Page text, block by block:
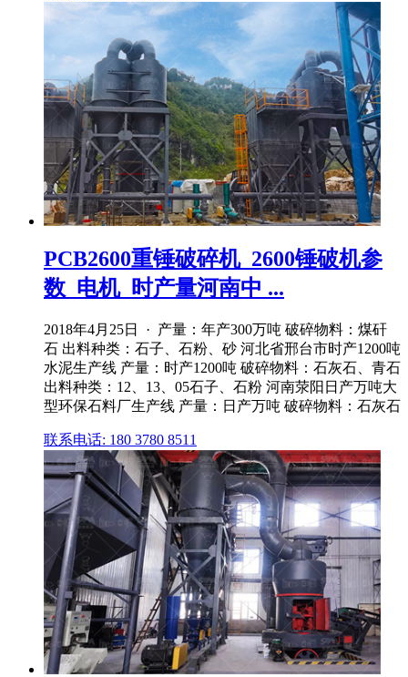
PCB2600重锤破碎机_2600锤破机参
数_电机_时产量河南中 ...
2018年4月25日 · 产量：年产300万吨 破碎物料：煤矸
石 出料种类：石子、石粉、砂 河北省邢台市时产1200吨
水泥生产线 产量：时产1200吨 破碎物料：石灰石、青石
出料种类：12、13、05石子、石粉 河南荥阳日产万吨大
型环保石料厂生产线 产量：日产万吨 破碎物料：石灰石
联系电话: 180 3780 8511